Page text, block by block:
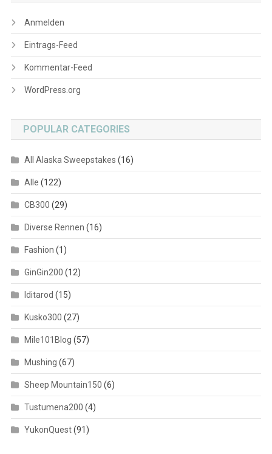
Anmelden
Eintrags-Feed
Kommentar-Feed
WordPress.org
POPULAR CATEGORIES
All Alaska Sweepstakes (16)
Alle (122)
CB300 (29)
Diverse Rennen (16)
Fashion (1)
GinGin200 (12)
Iditarod (15)
Kusko300 (27)
Mile101Blog (57)
Mushing (67)
Sheep Mountain150 (6)
Tustumena200 (4)
YukonQuest(91)